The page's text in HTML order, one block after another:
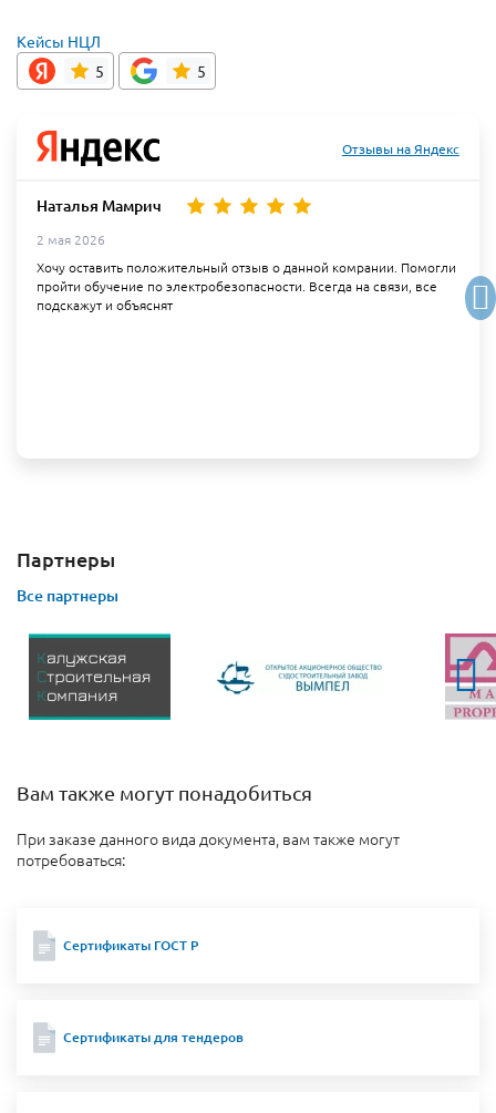
Кейсы НЦЛ
5
5
Отзывы на Яндекс
Наталья Мамрич
2 мая 2026
Хочу оставить положительный отзыв о данной комрании. Помогли
пройти обучение по электробезопасности. Всегда на связи, все
подскажут и объяснят
Партнеры
Все партнеры
Вам также могут понадобиться
При заказе данного вида документа, вам также могут
потребоваться:
Сертификаты ГОСТ Р
Сертификаты для тендеров